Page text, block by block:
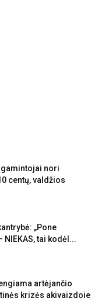
nori
centų, valdžios
„Pone
tai kodėl...
artėjančio
krizės akivaizdoje